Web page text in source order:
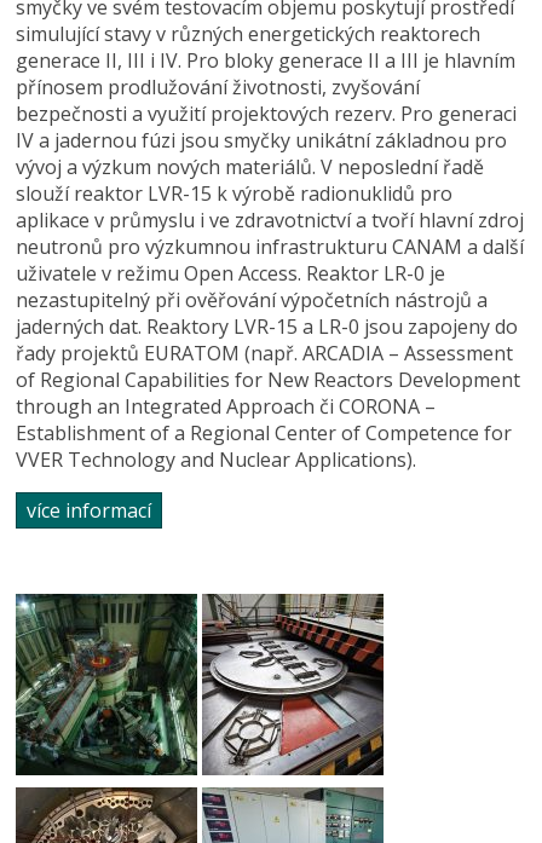
smyčky ve svém testovacím objemu poskytují prostředí
simulující stavy v různých energetických reaktorech
generace II, III i IV. Pro bloky generace II a III je hlavním
přínosem prodlužování životnosti, zvyšování
bezpečnosti a využití projektových rezerv. Pro generaci
IV a jadernou fúzi jsou smyčky unikátní základnou pro
vývoj a výzkum nových materiálů. V neposlední řadě
slouží reaktor LVR-15 k výrobě radionuklidů pro
aplikace v průmyslu i ve zdravotnictví a tvoří hlavní zdroj
neutronů pro výzkumnou infrastrukturu CANAM a další
uživatele v režimu Open Access. Reaktor LR-0 je
nezastupitelný při ověřování výpočetních nástrojů a
jaderných dat. Reaktory LVR-15 a LR-0 jsou zapojeny do
řady projektů EURATOM (např. ARCADIA – Assessment
of Regional Capabilities for New Reactors Development
through an Integrated Approach či CORONA –
Establishment of a Regional Center of Competence for
VVER Technology and Nuclear Applications).
více informací